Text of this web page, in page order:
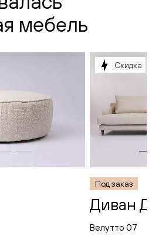
мебель
Скидка
Диван
Под заказ
Велутто 07